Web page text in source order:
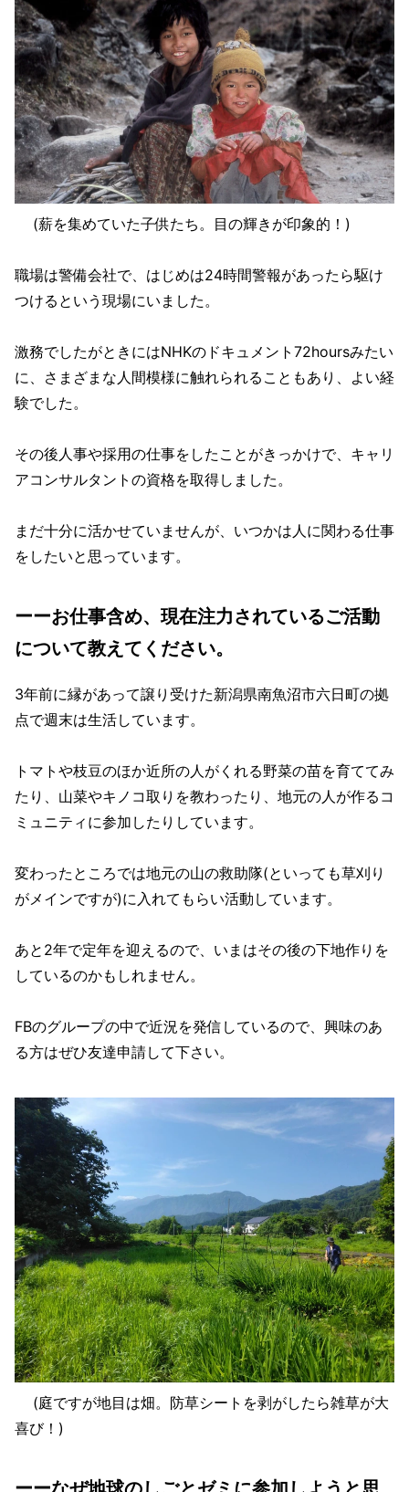
(薪を集めていた子供たち。目の輝きが印象的！)
職場は警備会社で、はじめは24時間警報があったら駆け
つけるという現場にいました。
激務でしたがときにはNHKのドキュメント72hoursみたい
に、さまざまな人間模様に触れられることもあり、よい経
験でした。
その後人事や採用の仕事をしたことがきっかけで、キャリ
アコンサルタントの資格を取得しました。
まだ十分に活かせていませんが、いつかは人に関わる仕事
をしたいと思っています。
ーーお仕事含め、現在注力されているご活動
について教えてください。
3年前に縁があって譲り受けた新潟県南魚沼市六日町の拠
点で週末は生活しています。
トマトや枝豆のほか近所の人がくれる野菜の苗を育ててみ
たり、山菜やキノコ取りを教わったり、地元の人が作るコ
ミュニティに参加したりしています。
変わったところでは地元の山の救助隊(といっても草刈り
がメインですが)に入れてもらい活動しています。
あと2年で定年を迎えるので、いまはその後の下地作りを
しているのかもしれません。
FBのグループの中で近況を発信しているので、興味のあ
る方はぜひ友達申請して下さい。
(庭ですが地目は畑。防草シートを剥がしたら雑草が大
喜び！)